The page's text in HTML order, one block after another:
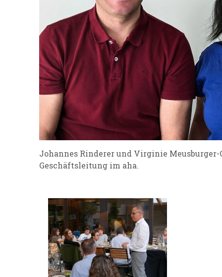
Johannes Rinderer und Virginie
Geschäftsleitung im aha.